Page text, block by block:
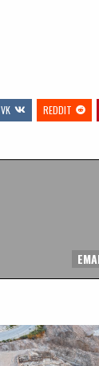
REDDIT
VK